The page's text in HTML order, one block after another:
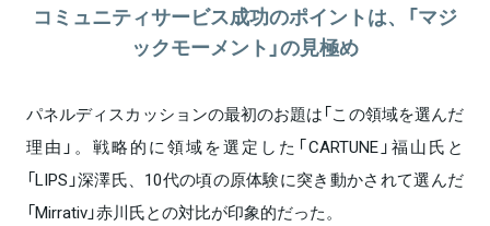
コミュニティサービス成功のポイントは、「マジ
ックモーメント」の見極め
パネルディスカッションの最初のお題は「この領域を選んだ
理由」。戦略的に領域を選定した「CARTUNE」福山氏と
「LIPS」深澤氏、10代の頃の原体験に突き動かされて選んだ
「Mirrativ」赤川氏との対比が印象的だった。